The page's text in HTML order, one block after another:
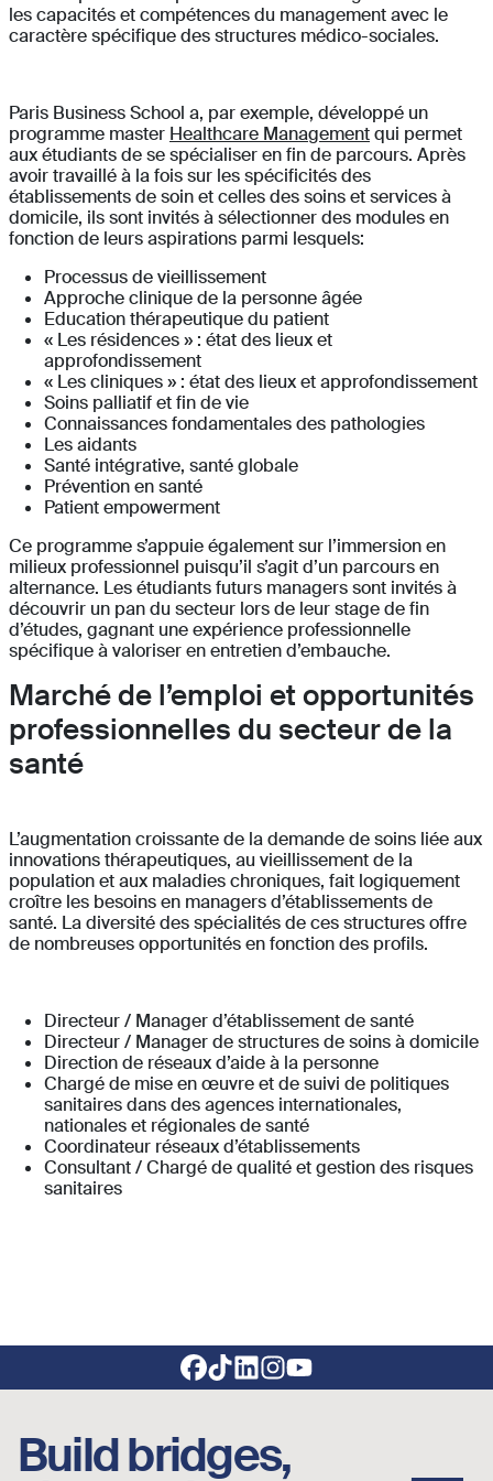
les capacités et compétences du management avec le
caractère spécifique des structures médico-sociales.
Paris Business School a, par exemple, développé un
programme master Healthcare Managementqui permet
aux étudiants de se spécialiser en fin de parcours. Après
avoir travaillé à la fois sur les spécificités des
établissements de soin et celles des soins et services à
domicile, ils sont invités à sélectionner des modules en
fonction de leurs aspirations parmi lesquels:
Processus de vieillissement
Approche clinique de la personne âgée
Education thérapeutique du patient
« Les résidences » : état des lieux et
approfondissement
« Les cliniques » : état des lieux et approfondissement
Soins palliatif et fin de vie
Connaissances fondamentales des pathologies
Les aidants
Santé intégrative, santé globale
Prévention en santé
Patient empowerment
Ce programme s’appuie également sur l’immersion en
milieux professionnel puisqu’il s’agit d’un parcours en
alternance. Les étudiants futurs managers sont invités à
découvrir un pan du secteur lors de leur stage de fin
d’études, gagnant une expérience professionnelle
spécifique à valoriser en entretien d’embauche.
Marché de l’emploi et opportunités
professionnelles du secteur de la
santé
L’augmentation croissante de la demande de soins liée aux
innovations thérapeutiques, au vieillissement de la
population et aux maladies chroniques, fait logiquement
croître les besoins en managers d’établissements de
santé. La diversité des spécialités de ces structures offre
de nombreuses opportunités en fonction des profils.
Directeur / Manager d’établissement de santé
Directeur / Manager de structures de soins à domicile
Direction de réseaux d’aide à la personne
Chargé de mise en œuvre et de suivi de politiques
sanitaires dans des agences internationales,
nationales et régionales de santé
Coordinateur réseaux d’établissements
Consultant / Chargé de qualité et gestion des risques
sanitaires
Footer social links
Build bridges,